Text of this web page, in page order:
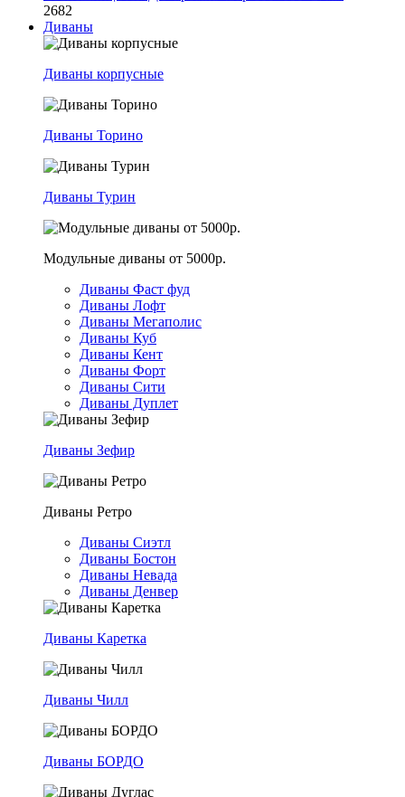
2682
Диваны
Диваны корпусные
Диваны Торино
Диваны Турин
Модульные диваны от 5000р.
Диваны Фаст фуд
Диваны Лофт
Диваны Мегаполис
Диваны Куб
Диваны Кент
Диваны Форт
Диваны Сити
Диваны Дуплет
Диваны Зефир
Диваны Ретро
Диваны Сиэтл
Диваны Бостон
Диваны Невада
Диваны Денвер
Диваны Каретка
Диваны Чилл
Диваны БОРДО